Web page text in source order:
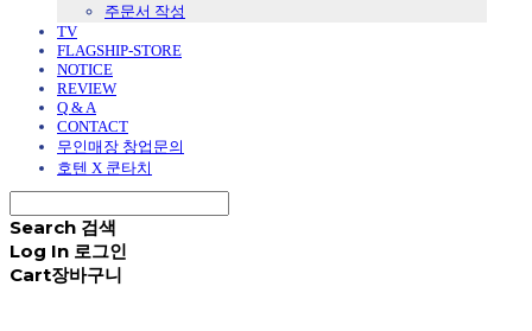
주문서 작성
TV
FLAGSHIP-STORE
NOTICE
REVIEW
Q & A
CONTACT
무인매장 창업문의
호텐 X 쿤타치
Search 검색
Log In 로그인
Cart장바구니